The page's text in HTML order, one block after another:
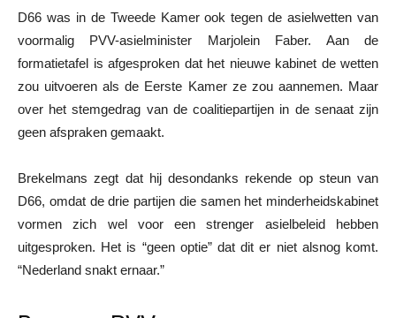
D66 was in de Tweede Kamer ook tegen de asielwetten van
voormalig PVV-asielminister Marjolein Faber. Aan de
formatietafel is afgesproken dat het nieuwe kabinet de wetten
zou uitvoeren als de Eerste Kamer ze zou aannemen. Maar
over het stemgedrag van de coalitiepartijen in de senaat zijn
geen afspraken gemaakt.
Brekelmans zegt dat hij desondanks rekende op steun van
D66, omdat de drie partijen die samen het minderheidskabinet
vormen zich wel voor een strenger asielbeleid hebben
uitgesproken. Het is “geen optie” dat dit er niet alsnog komt.
“Nederland snakt ernaar.”